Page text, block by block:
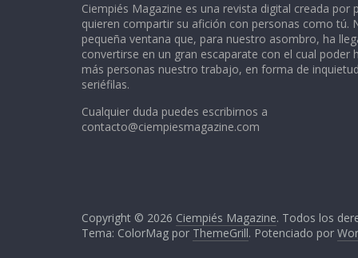
Ciempiés Magazine es una revista digital creada por
quieren compartir su afición con personas como tú.
pequeña ventana que, para nuestro asombro, ha
convertirse en un gran escaparate con el cual poder
más personas nuestro trabajo, en forma de
seriéfilas.
Cualquier duda puedes escribirnos a
contacto@ciempiesmagazine.com
Copyright © 2026 Ciempiés Magazine. Todos los
Tema: ColorMag por ThemeGrill. Potenciado por